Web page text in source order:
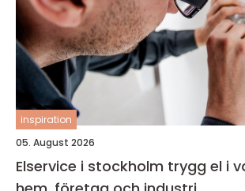
inspiration
05. August 2026
Elservice i stockholm trygg el i vardagen för